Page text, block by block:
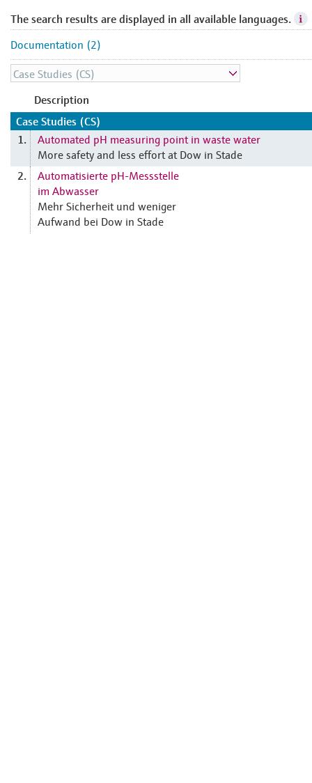
The search results are displayed in all available languages.
Documentation (2)
Description
Case Studies (CS)
1.
Automated pH measuring point in waste water
More safety and less effort at Dow in Stade
2.
Automatisierte pH-Messstelle
im Abwasser
Mehr Sicherheit und weniger
Aufwand bei Dow in Stade